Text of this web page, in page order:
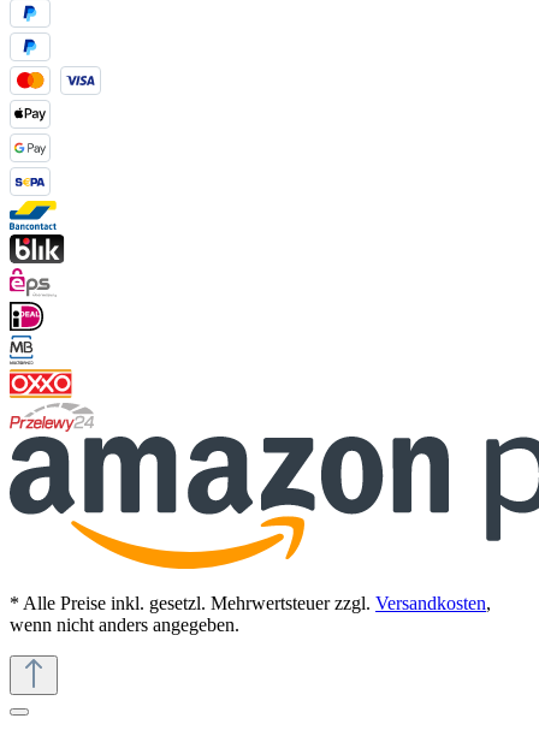
* Alle Preise inkl. gesetzl. Mehrwertsteuer zzgl. Versandkosten,
wenn nicht anders angegeben.